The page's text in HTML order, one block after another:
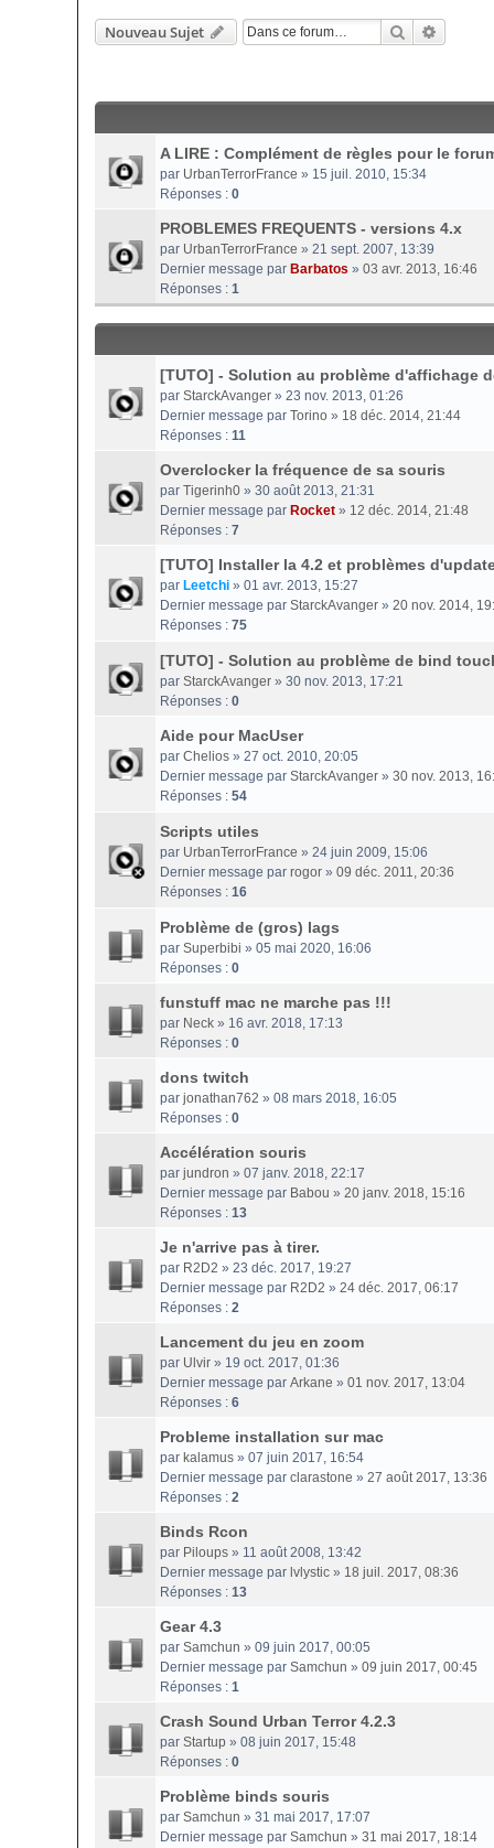
Nouveau Sujet Rechercher
A LIRE : Complément de règles pour le
par UrbanTerrorFrance » 15 juil. 2010, 15:34
Réponses : 0
PROBLEMES FREQUENTS - versions 4.x
par UrbanTerrorFrance » 21 sept. 2007, 13:39
Dernier message par Barbatos » 03 avr. 2013, 16:46
Réponses : 1
[TUTO] - Solution au problème d'affichage
par StarckAvanger » 23 nov. 2013, 01:26
Dernier message par Torino » 18 déc. 2014, 21:44
Réponses : 11
Overclocker la fréquence de sa souris
par Tigerinh0 » 30 août 2013, 21:31
Dernier message par Rocket » 12 déc. 2014, 21:48
Réponses : 7
[TUTO] Installer la 4.2 et problèmes
par Leetchi » 01 avr. 2013, 15:27
Dernier message par StarckAvanger » 20 nov. 2014,
Réponses : 75
[TUTO] - Solution au problème de bind
par StarckAvanger » 30 nov. 2013, 17:21
Réponses : 0
Aide pour MacUser
par Chelios » 27 oct. 2010, 20:05
Dernier message par StarckAvanger » 30 nov. 2013,
Réponses : 54
Scripts utiles
par UrbanTerrorFrance » 24 juin 2009, 15:06
Dernier message par rogor » 09 déc. 2011, 20:36
Réponses : 16
Problème de (gros) lags
par Superbibi » 05 mai 2020, 16:06
Réponses : 0
funstuff mac ne marche pas !!!
par Neck » 16 avr. 2018, 17:13
Réponses : 0
dons twitch
par jonathan762 » 08 mars 2018, 16:05
Réponses : 0
Accélération souris
par jundron » 07 janv. 2018, 22:17
Dernier message par Babou » 20 janv. 2018, 15:16
Réponses : 13
Je n'arrive pas à tirer.
par R2D2 » 23 déc. 2017, 19:27
Dernier message par R2D2 » 24 déc. 2017, 06:17
Réponses : 2
Lancement du jeu en zoom
par Ulvir » 19 oct. 2017, 01:36
Dernier message par Arkane » 01 nov. 2017, 13:04
Réponses : 6
Probleme installation sur mac
par kalamus » 07 juin 2017, 16:54
Dernier message par clarastone » 27 août 2017, 13:36
Réponses : 2
Binds Rcon
par Piloups » 11 août 2008, 13:42
Dernier message par lvlystic » 18 juil. 2017, 08:36
Réponses : 13
Gear 4.3
par Samchun » 09 juin 2017, 00:05
Dernier message par Samchun » 09 juin 2017, 00:45
Réponses : 1
Crash Sound Urban Terror 4.2.3
par Startup » 08 juin 2017, 15:48
Réponses : 0
Problème binds souris
par Samchun » 31 mai 2017, 17:07
Dernier message par Samchun » 31 mai 2017, 18:14